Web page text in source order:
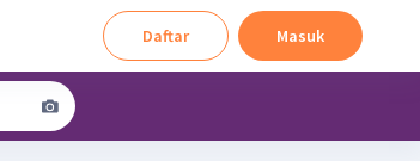
Daftar Masuk